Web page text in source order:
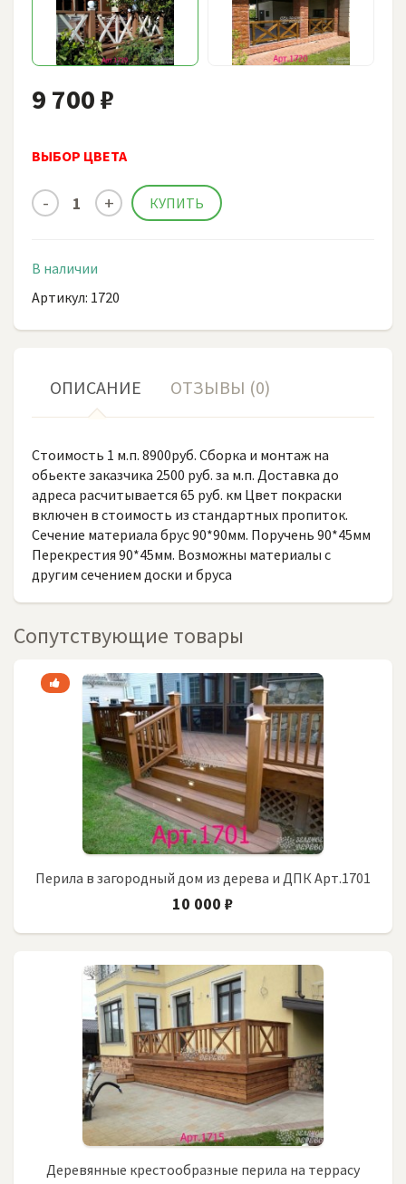
9 700 ₽
ВЫБОР ЦВЕТА
В наличии
Артикул: 1720
ОПИСАНИЕ ОТЗЫВЫ (0)
Стоимость 1 м.п. 8900руб. Сборка и монтаж на
обьекте заказчика 2500 руб. за м.п. Доставка до
адреса расчитывается 65 руб. км Цвет покраски
включен в стоимость из стандартных пропиток.
Сечение материала брус 90*90мм. Поручень 90*45мм
Перекрестия 90*45мм. Возможны материалы с
другим сечением доски и бруса
Сопутствующие товары
Перила в загородный дом из дерева и ДПК Арт.1701
10 000 ₽
Деревянные крестообразные перила на террасу